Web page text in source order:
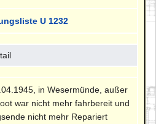
U 1232
in Wesermünde, außer
war nicht mehr fahrbereit und
nicht mehr Repariert